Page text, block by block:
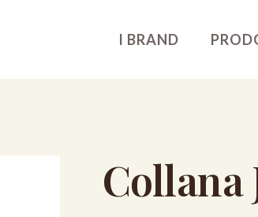
I BRAND
Collana